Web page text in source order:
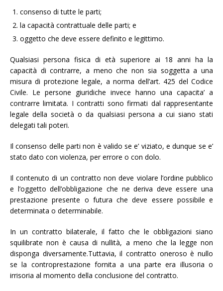
consenso di tutte le parti;
la capacità contrattuale delle parti; e
oggetto che deve essere definito e legittimo.
Qualsiasi persona fisica di età superiore ai 18 anni ha la
capacità di contrarre, a meno che non sia soggetta a una
misura di protezione legale, a norma dell’art. 425 del Codice
Civile. Le persone giuridiche invece hanno una capacita’ a
contrarre limitata. I contratti sono firmati dal rappresentante
legale della società o da qualsiasi persona a cui siano stati
delegati tali poteri.
Il consenso delle parti non è valido se e’ viziato, e dunque se e’
stato dato con violenza, per errore o con dolo.
Il contenuto di un contratto non deve violare l’ordine pubblico
e l’oggetto dell’obbligazione che ne deriva deve essere una
prestazione presente o futura che deve essere possibile e
determinata o determinabile.
In un contratto bilaterale, il fatto che le obbligazioni siano
squilibrate non è causa di nullità, a meno che la legge non
disponga diversamente.Tuttavia, il contratto oneroso è nullo
se la controprestazione fornita a una parte era illusoria o
irrisoria al momento della conclusione del contratto.